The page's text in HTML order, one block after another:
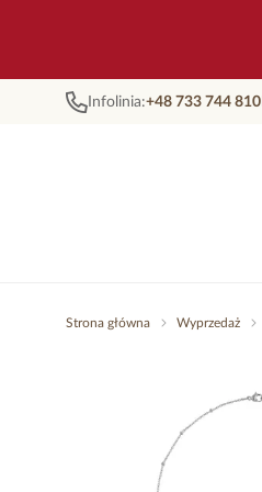
Infolinia:+48 733 744 810
Strona główna Wyprzedaż